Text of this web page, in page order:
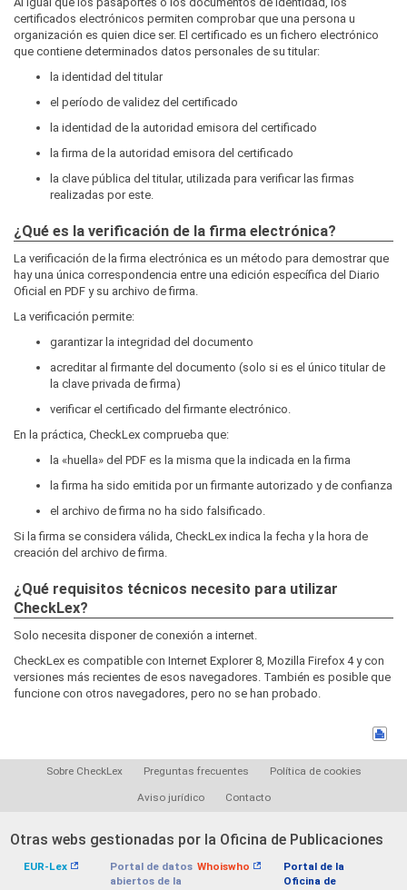
certificados electrónicos permiten comprobar que una persona u
organización es quien dice ser. El certificado es un fichero electrónico
que contiene determinados datos personales de su titular:
la identidad del titular
el período de validez del certificado
la identidad de la autoridad emisora del certificado
la firma de la autoridad emisora del certificado
la clave pública del titular, utilizada para verificar las firmas
realizadas por este.
¿Qué es la verificación de la firma electrónica?
La verificación de la firma electrónica es un método para demostrar que
hay una única correspondencia entre una edición específica del Diario
Oficial en PDF y su archivo de firma.
La verificación permite:
garantizar la integridad del documento
acreditar al firmante del documento (solo si es el único titular de
la clave privada de firma)
verificar el certificado del firmante electrónico.
En la práctica, CheckLex comprueba que:
la «huella» del PDF es la misma que la indicada en la firma
la firma ha sido emitida por un firmante autorizado y de confianza
el archivo de firma no ha sido falsificado.
Si la firma se considera válida, CheckLex indica la fecha y la hora de
creación del archivo de firma.
¿Qué requisitos técnicos necesito para utilizar
CheckLex?
Solo necesita disponer de conexión a internet.
CheckLex es compatible con Internet Explorer 8, Mozilla Firefox 4 y con
versiones más recientes de esos navegadores. También es posible que
funcione con otros navegadores, pero no se han probado.
Sobre CheckLex Preguntas frecuentes Política de cookies
Aviso jurídico Contacto
Otras webs gestionadas por la Oficina de Publicaciones
EUR-Lex
Portal de datos
abiertos de la
Whoiswho
Portal de la
Oficina de